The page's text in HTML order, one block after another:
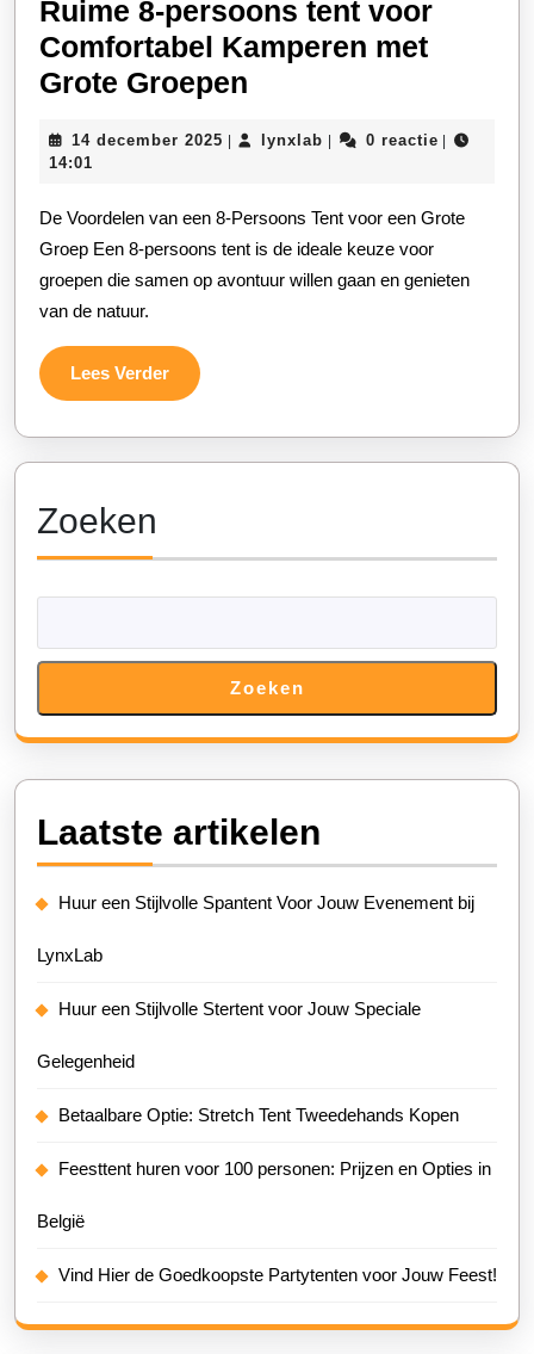
Ruime 8-persoons tent voor
Comfortabel Kamperen met
Grote Groepen
persoons
voor
Comfortabel
Kamperen
14 december 2025 14
lynxlab lynxlab0 reactie
14:01
De Voordelen van een 8-Persoons Tent voor een Grote
Groep Een 8-persoons tent is de ideale keuze voor
groepen die samen op avontuur willen gaan en genieten
van de natuur.
Lees VerderLees
Verder
Zoeken
Zoeken
Laatste artikelen
Huur een Stijlvolle Spantent Voor Jouw Evenement bij
LynxLab
Huur een Stijlvolle Stertent voor Jouw Speciale
Gelegenheid
Betaalbare Optie: Stretch Tent Tweedehands Kopen
Feesttent huren voor 100 personen: Prijzen en Opties in
België
Vind Hier de Goedkoopste Partytenten voor Jouw Feest!